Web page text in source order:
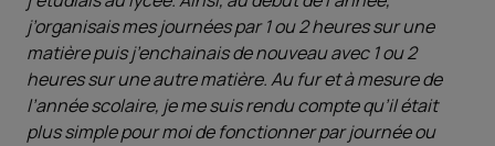
j’organisais mes journées par 1 ou 2 heures sur une
matière puis j’enchainais de nouveau avec 1 ou 2
heures sur une autre matière. Au fur et à mesure de
l’année scolaire, je me suis rendu compte qu’il était
plus simple pour moi de fonctionner par journée ou